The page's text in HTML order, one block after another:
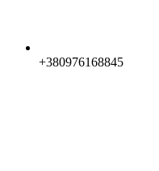
+380976168845